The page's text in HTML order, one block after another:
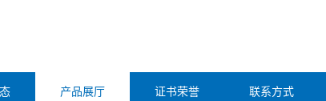
产品展厅 证书荣誉 联系方式